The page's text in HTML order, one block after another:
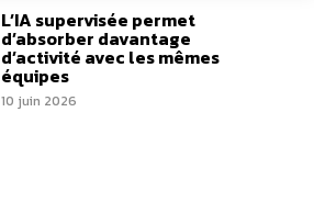
L’IA supervisée permet
d’absorber davantage
d’activité avec les mêmes
équipes
10 juin 2026